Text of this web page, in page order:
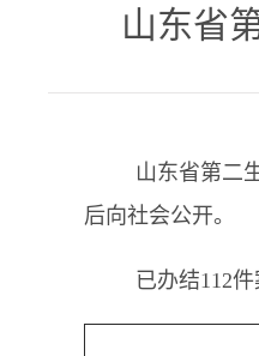
山东省
山东省第二
后向社会公开。
已办结112